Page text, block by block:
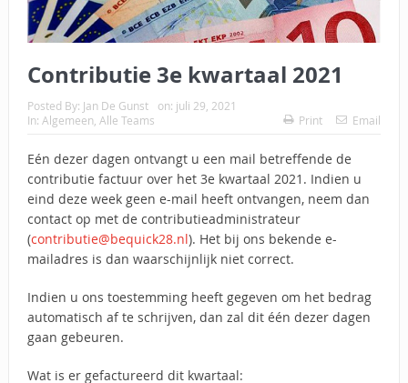
Contributie 3e kwartaal 2021
Posted By: Jan De Gunst on: juli 29, 2021
In: Algemeen, Alle Teams Print Email
Eén dezer dagen ontvangt u een mail betreffende de
contributie factuur over het 3e kwartaal 2021. Indien u
eind deze week geen e-mail heeft ontvangen, neem dan
contact op met de contributieadministrateur
(contributie@bequick28.nl). Het bij ons bekende e-
mailadres is dan waarschijnlijk niet correct.
Indien u ons toestemming heeft gegeven om het bedrag
automatisch af te schrijven, dan zal dit één dezer dagen
gaan gebeuren.
Wat is er gefactureerd dit kwartaal: